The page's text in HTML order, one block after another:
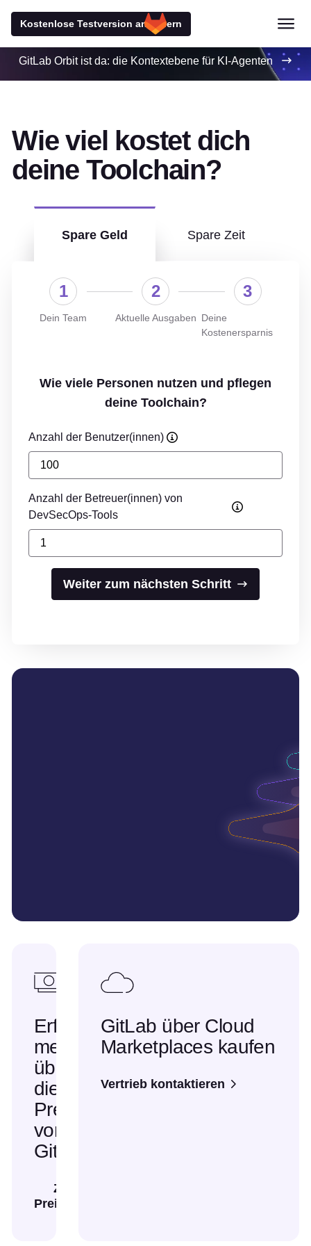
Kostenlose Testversion anfordern
GitLab Orbit ist da: die Kontextebene für KI-Agenten
Wie viel kostet dich
deine Toolchain?
Spare Geld Spare Zeit
1
Dein Team
2
Aktuelle Ausgaben
3
Deine
Kostenersparnis
Wie viele Personen nutzen und pflegen
deine Toolchain?
Anzahl der Benutzer(innen)
Anzahl der Betreuer(innen) von
DevSecOps-Tools
Weiter zum nächsten Schritt
Erfahre
mehr
über
die
Preise
von
GitLab
Zur
Preisseite
GitLab über Cloud
Marketplaces kaufen
Vertrieb kontaktieren